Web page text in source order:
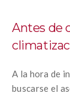
Antes de
A la hora de
buscarse el